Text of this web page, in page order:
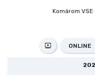
Komárom VSE
ONLINE